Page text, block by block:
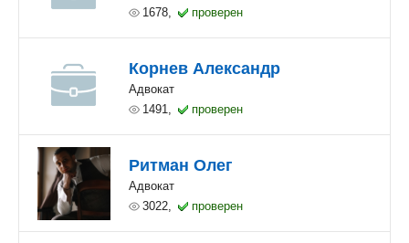
1678,
проверен
Корнев Александр
Адвокат
1491,
проверен
Ритман Олег
Адвокат
3022,
проверен